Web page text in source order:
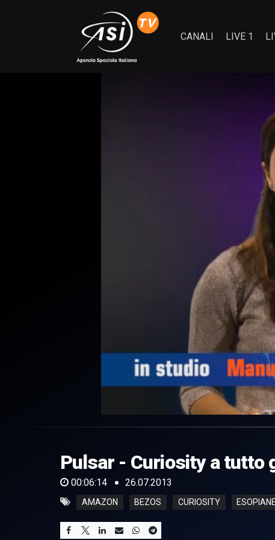
CANALI LIVE 1
of
14
secondsVolume
0%
Pulsar - Curiosity a tutto
00:06:14 26.07.2013
AMAZON BEZOS CURIOSITY